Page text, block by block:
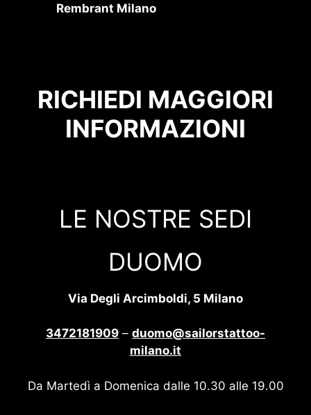
Rembrant Milano
RICHIEDI MAGGIORI
INFORMAZIONI
LE NOSTRE SEDI
DUOMO
Via Degli Arcimboldi, 5 Milano
3472181909 – duomo@sailorstattoo-
milano.it
Da Martedì a Domenica dalle 10.30 alle 19.00